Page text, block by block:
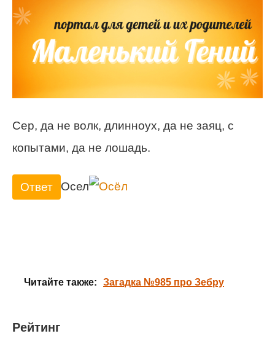
Сер, да не волк, длинноух, да не заяц, с
копытами, да не лошадь.
Ответ Осел
Читайте также: Загадка №985 про Зебру
Рейтинг